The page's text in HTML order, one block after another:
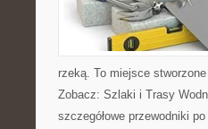
rzeką. To miejsce
Zobacz: Szlaki i Trasy
szczegółowe przewodniki